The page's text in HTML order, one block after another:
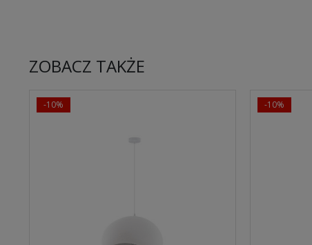
ZOBACZ TAKŻE
-10% -10%